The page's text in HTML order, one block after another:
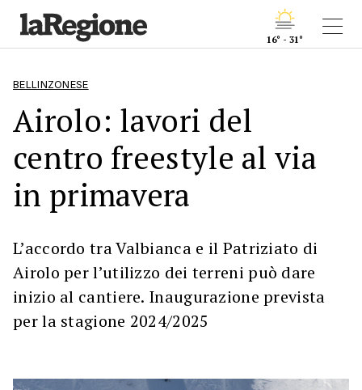
16° - 31°
BELLINZONESE
Airolo: lavori del
centro freestyle al via
in primavera
L’accordo tra Valbianca e il Patriziato di
Airolo per l’utilizzo dei terreni può dare
inizio al cantiere. Inaugurazione prevista
per la stagione 2024/2025